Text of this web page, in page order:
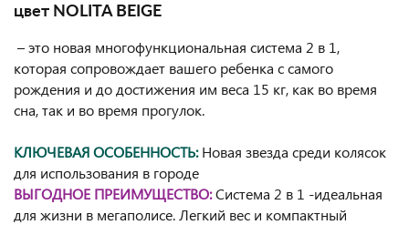
цвет NOLITA BEIGE
– это новая многофункциональная система 2 в 1,
которая сопровождает вашего ребенка с самого
рождения и до достижения им веса 15 кг, как во время
сна, так и во время прогулок.
КЛЮЧЕВАЯ ОСОБЕННОСТЬ:Новая звезда среди колясок
для использования в городе
ВЫГОДНОЕ ПРЕИМУЩЕСТВО:Система 2 в 1 -идеальная
для жизни в мегаполисе. Легкий вес и компактный